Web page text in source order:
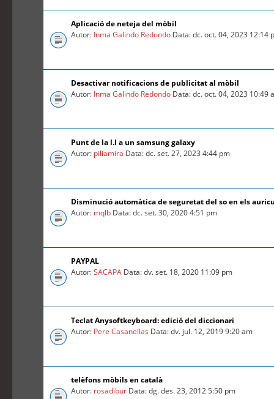
Aplicació de neteja del mòbil
Autor: Inma Galindo Redondo Data: dc. oct. 04, 2023 12:14
Desactivar notificacions de publicitat al mòbil
Autor: Inma Galindo Redondo Data: dc. oct. 04, 2023 10:49
Punt de la l.l a un samsung galaxy
Autor: piliamira Data: dc. set. 27, 2023 4:44 pm
Disminució automàtica de seguretat del so en els
Autor: mqlb Data: dc. set. 30, 2020 4:51 pm
PAYPAL
Autor:SACAPA Data: dv. set. 18, 2020 11:09 pm
Teclat Anysoftkeyboard: edició del diccionari
Autor: Pere Casanellas Data: dv. jul. 12, 2019 9:20 am
telèfons mòbils en català
Autor: rosadibur Data: dg. des. 23, 2012 5:50 pm